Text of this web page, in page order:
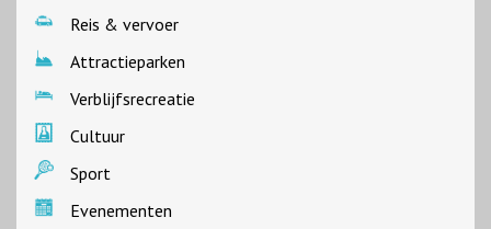
Reis & vervoer
Attractieparken
Verblijfsrecreatie
Cultuur
Sport
Evenementen